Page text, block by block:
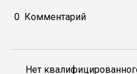
0 Комментарий
Нет